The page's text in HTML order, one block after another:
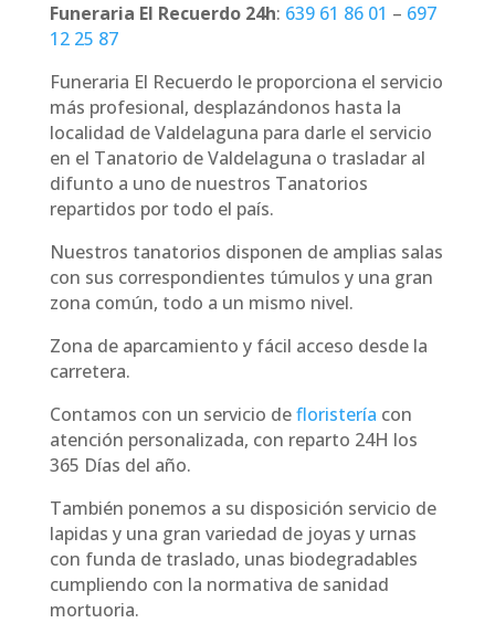
Funeraria El Recuerdo 24h: 639 61 86 01 – 697
12 25 87
Funeraria El Recuerdo le proporciona el servicio
más profesional, desplazándonos hasta la
localidad de Valdelaguna para darle el servicio
en el Tanatorio de Valdelaguna o trasladar al
difunto a uno de nuestros Tanatorios
repartidos por todo el país.
Nuestros tanatorios disponen de amplias salas
con sus correspondientes túmulos y una gran
zona común, todo a un mismo nivel.
Zona de aparcamiento y fácil acceso desde la
carretera.
Contamos con un servicio defloristería con
atención personalizada, con reparto 24H los
365 Días del año.
También ponemos a su disposición servicio de
lapidas y una gran variedad de joyas y urnas
con funda de traslado, unas biodegradables
cumpliendo con la normativa de sanidad
mortuoria.